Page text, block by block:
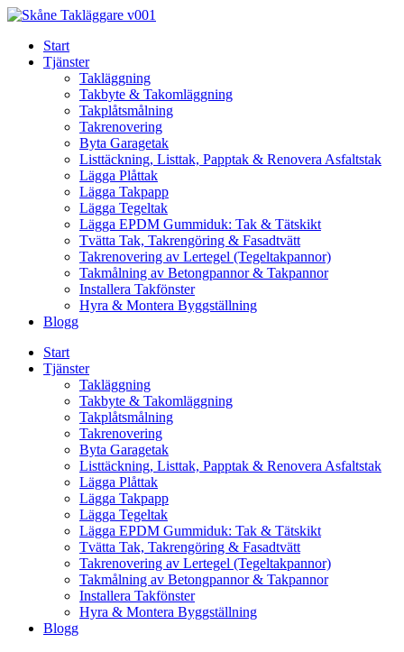
Skip
contentStart
Tjänster
Takläggning
Takbyte & Takomläggning
Takplåtsmålning
Takrenovering
Byta Garagetak
Listtäckning, Listtak, Papptak & Renovera Asfaltstak
Lägga Plåttak
Lägga Takpapp
Lägga Tegeltak
Lägga EPDM Gummiduk: Tak & Tätskikt
Tvätta Tak, Takrengöring & Fasadtvätt
Takrenovering av Lertegel (Tegeltakpannor)
Takmålning av Betongpannor & Takpannor
Installera Takfönster
Hyra & Montera Byggställning
Blogg
Start
Tjänster
Takläggning
Takbyte & Takomläggning
Takplåtsmålning
Takrenovering
Byta Garagetak
Listtäckning, Listtak, Papptak & Renovera Asfaltstak
Lägga Plåttak
Lägga Takpapp
Lägga Tegeltak
Lägga EPDM Gummiduk: Tak & Tätskikt
Tvätta Tak, Takrengöring & Fasadtvätt
Takrenovering av Lertegel (Tegeltakpannor)
Takmålning av Betongpannor & Takpannor
Installera Takfönster
Hyra & Montera Byggställning
Blogg